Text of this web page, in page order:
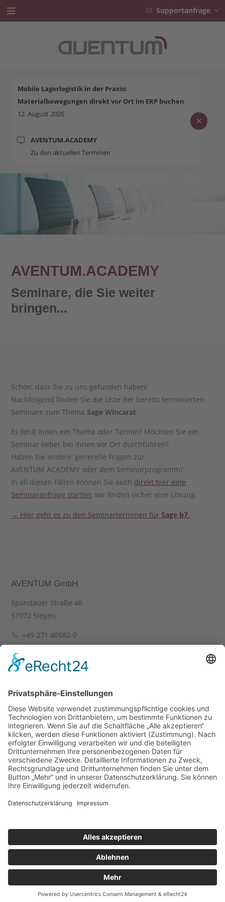
AVENTUM.ACADEMY
Karriere
Service
Unternehmen
Supportanfrage
Mobile Lagerlogistik in der Praxis:
Materialbewegungen direkt vor Ort im ERP buchen
12. August 2026
AVENTUM.ACADEMY
Zu den aktuellen Terminen
AVENTUM.ACADEMY
Seminare, die Sie weiter
bringen...
Schön, dass Sie zu uns gefunden haben!
Nachfolgend finden Sie die Liste der bereits terminierten
Seminare zum Thema Sage Wincarat.
Es fehlt Ihnen ein Thema oder Termin? Möchten Sie ein
Seminar lieber bei Ihnen vor Ort durchführen?
Haben Sie andere, generelle Fragen zur
AVENTUM.ACADEMY oder dem Seminarprogramm?
In all diesen Fällen können Sie auch direkt hier eine
Seminaranfrage starten, wir finden sicher eine Lösung.
→ Hier geht es zu den Seminarterminen fürSage b7.
AVENTUM GmbH
Spandauer Straße 46
57072 Siegen
+49 271 40582-0
+49 271 40582-29
info(at)aventum.de
Das könnte Sie interessieren:
Karriere
Service
Aktuelles
Unternehmen
Kontakt
Branchen
Lösungen
AVENTUM.ACADEMY
© 2026 AVENTUM GmbH
DSGVO